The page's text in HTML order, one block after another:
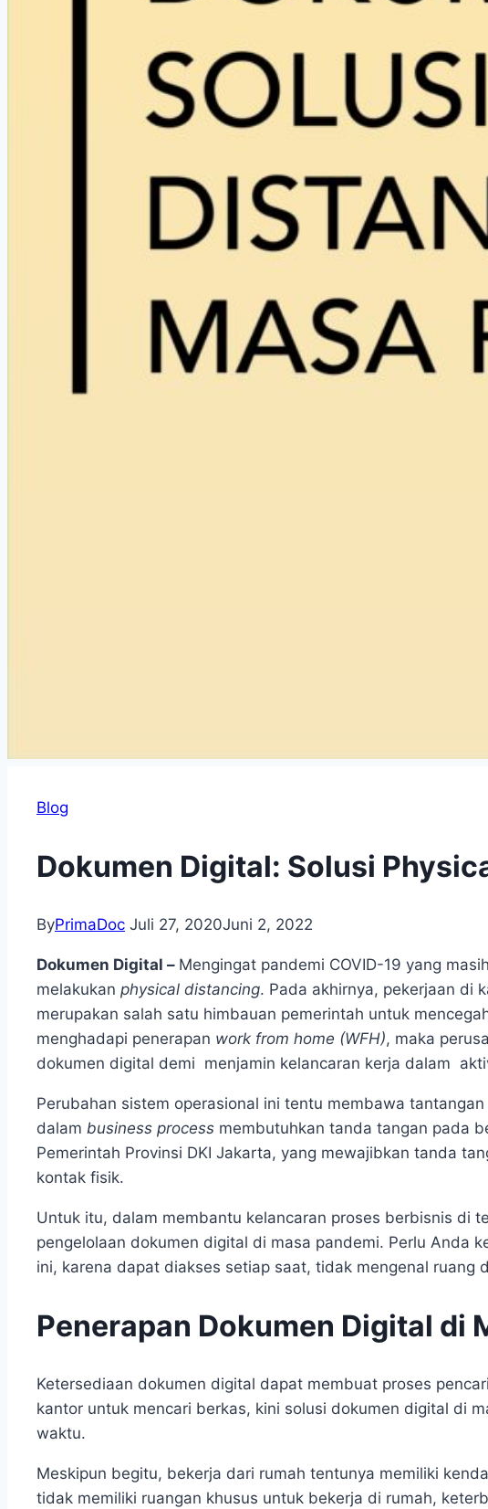
Blog
Dokumen Digital: Solusi
ByPrimaDoc Juli 27, 2020Juni 2, 2022
Dokumen Digital – Mengingat pandemi COVID-19 yang
melakukan physical distancing. Pada akhirnya, pekerjaan di
merupakan salah satu himbauan pemerintah untuk
menghadapi penerapan work from home (WFH), maka
dokumen digital demi menjamin kelancaran kerja dalam
Perubahan sistem operasional ini tentu membawa
dalam business process membutuhkan tanda tangan pada
Pemerintah Provinsi DKI Jakarta, yang mewajibkan tanda
kontak fisik.
Untuk itu, dalam membantu kelancaran proses berbisnis di
pengelolaan dokumen digital di masa pandemi. Perlu Anda
ini, karena dapat diakses setiap saat, tidak mengenal ruang
Penerapan Dokumen Digital di
Ketersediaan dokumen digital dapat membuat proses
kantor untuk mencari berkas, kini solusi dokumen digital di
waktu.
Meskipun begitu, bekerja dari rumah tentunya memiliki
tidak memiliki ruangan khusus untuk bekerja di rumah,